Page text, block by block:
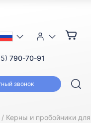
звонок
790-70-91
Керны и пробойники